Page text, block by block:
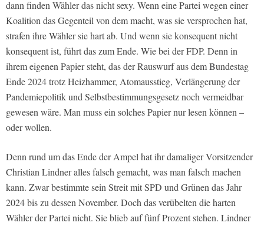
dann finden Wähler das nicht sexy. Wenn eine Partei wegen einer
Koalition das Gegenteil von dem macht, was sie versprochen hat,
strafen ihre Wähler sie hart ab. Und wenn sie konsequent nicht
konsequent ist, führt das zum Ende. Wie bei der FDP. Denn in
ihrem eigenen Papier steht, das der Rauswurf aus dem Bundestag
Ende 2024 trotz Heizhammer, Atomausstieg, Verlängerung der
Pandemiepolitik und Selbstbestimmungsgesetz noch vermeidbar
gewesen wäre. Man muss ein solches Papier nur lesen können –
oder wollen.
Denn rund um das Ende der Ampel hat ihr damaliger Vorsitzender
Christian Lindner alles falsch gemacht, was man falsch machen
kann. Zwar bestimmte sein Streit mit SPD und Grünen das Jahr
2024 bis zu dessen November. Doch das verübelten die harten
Wähler der Partei nicht. Sie blieb auf fünf Prozent stehen. Lindner